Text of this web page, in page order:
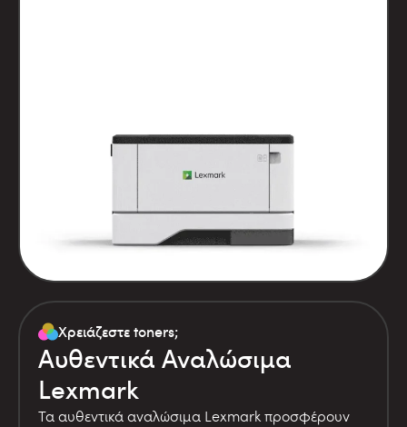
Χρειάζεστε toners;
Αυθεντικά Αναλώσιμα
Lexmark
Τα αυθεντικά αναλώσιμα Lexmark προσφέρουν